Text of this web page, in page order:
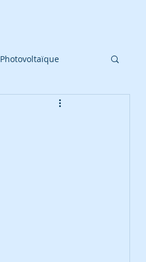
Photovoltaïque